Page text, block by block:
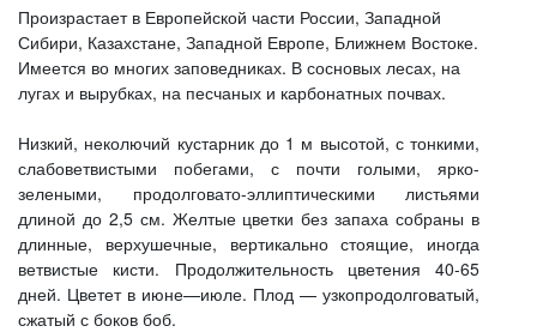
Произрастает в Европейской части России, Западной
Сибири, Казахстане, Западной Европе, Ближнем Востоке.
Имеется во многих заповедниках. В сосновых лесах, на
лугах и вырубках, на песчаных и карбонатных почвах.
Низкий, неколючий кустарник до 1 м высотой, с тонкими,
слабоветвистыми побегами, с почти голыми, ярко-
зелеными, продолговато-эллиптическими листьями
длиной до 2,5 см. Желтые цветки без запаха собраны в
длинные, верхушечные, вертикально стоящие, иногда
ветвистые кисти. Продолжительность цветения 40-65
дней. Цветет в июне—июле. Плод — узкопродолговатый,
сжатый с боков боб.